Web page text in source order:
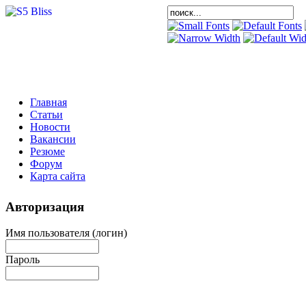
Главная
Статьи
Новости
Вакансии
Резюме
Форум
Карта сайта
Авторизация
Имя пользователя (логин)
Пароль